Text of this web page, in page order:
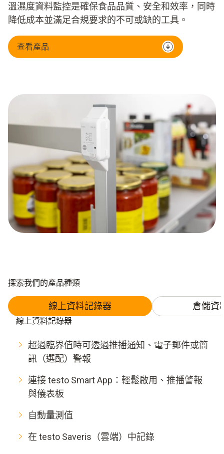
溫濕度資料監控是確保食品品質、安全和效率，同時
降低成本並滿足合規要求的不可或缺的工具。
查看產品
探索我們的產品種類
線上資料記錄器 倉儲資
線上資料記錄器
超過臨界值時可透過推播通知、電子郵件或簡
訊（選配）警報​
連接 testo Smart App：輕鬆啟用、推播警報
與儀表板​
自動量測值​
在 testo Saveris（雲端）中記錄​